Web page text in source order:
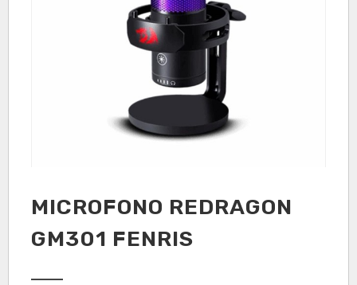
MICROFONO REDRAGON
GM301 FENRIS